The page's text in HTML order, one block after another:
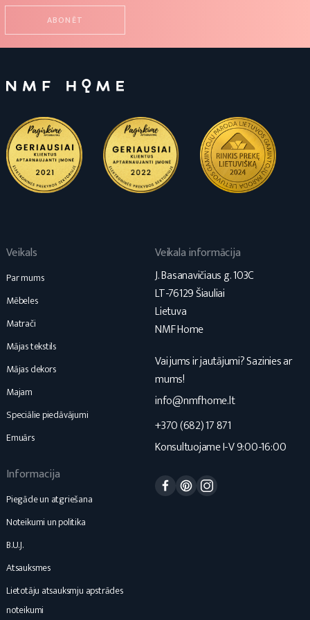
Veikals
Par mums
Mēbeles
Matrači
Mājas tekstils
Mājas dekors
Majam
Speciālie piedāvājumi
Emuārs
Informacija
Piegāde un atgriešana
Noteikumi un politika
B.U.J.
Atsauksmes
Lietotāju atsauksmju apstrādes
noteikumi
Veikala informācija
J. Basanavičiaus g. 103C
LT-76129 Šiauliai
Lietuva
NMF Home
Vai jums ir jautājumi? Sazinies ar
mums!
info@nmfhome.lt
+370 (682) 17 871
Konsultuojame I-V 9:00-16:00
Facebook
Pinterest